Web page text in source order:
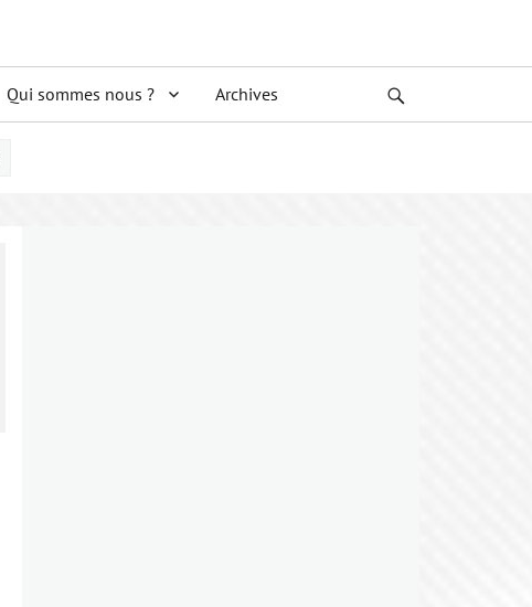
Qui sommes nous ? Archives